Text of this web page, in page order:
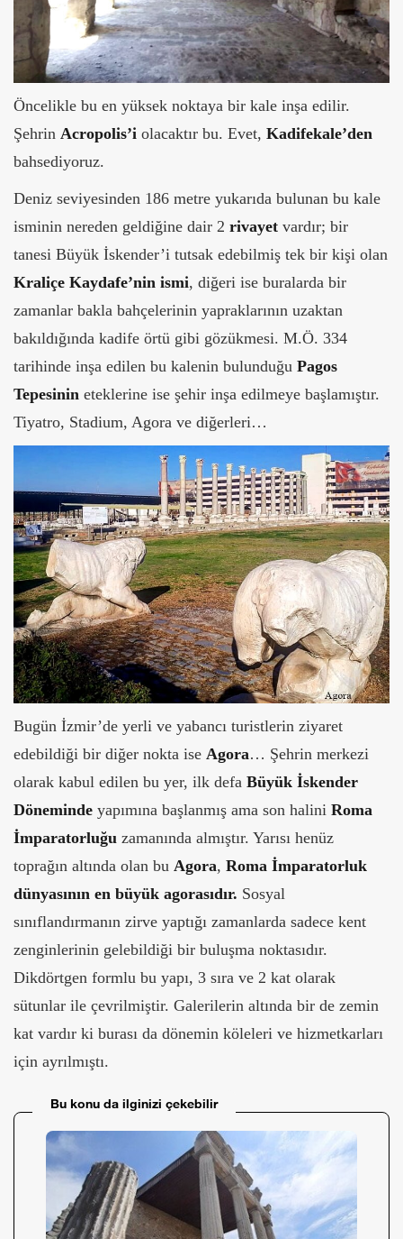
Öncelikle bu en yüksek noktaya bir kale inşa edilir.
Şehrin Acropolis’i olacaktır bu. Evet, Kadifekale’den
bahsediyoruz.
Deniz seviyesinden 186 metre yukarıda bulunan bu kale
isminin nereden geldiğine dair 2 rivayet vardır; bir
tanesi Büyük İskender’i tutsak edebilmiş tek bir kişi olan
Kraliçe Kaydafe’nin ismi, diğeri ise buralarda bir
zamanlar bakla bahçelerinin yapraklarının uzaktan
bakıldığında kadife örtü gibi gözükmesi. M.Ö. 334
tarihinde inşa edilen bu kalenin bulunduğu Pagos
Tepesinin eteklerine ise şehir inşa edilmeye başlamıştır.
Tiyatro, Stadium, Agora ve diğerleri…
Bugün İzmir’de yerli ve yabancı turistlerin ziyaret
edebildiği bir diğer nokta ise Agora… Şehrin merkezi
olarak kabul edilen bu yer, ilk defa Büyük İskender
Döneminde yapımına başlanmış ama son halini Roma
İmparatorluğu zamanında almıştır. Yarısı henüz
toprağın altında olan bu Agora, Roma İmparatorluk
dünyasının en büyük agorasıdır. Sosyal
sınıflandırmanın zirve yaptığı zamanlarda sadece kent
zenginlerinin gelebildiği bir buluşma noktasıdır.
Dikdörtgen formlu bu yapı, 3 sıra ve 2 kat olarak
sütunlar ile çevrilmiştir. Galerilerin altında bir de zemin
kat vardır ki burası da dönemin köleleri ve hizmetkarları
için ayrılmıştı.
Bu konu da ilginizi çekebilir